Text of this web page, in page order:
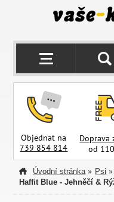
Objednat na
739 854 814
Doprava
od
Úvodní stránka » Psi »
Haffit Blue - Jehněčí &